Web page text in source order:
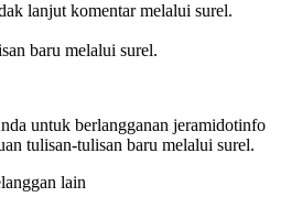
lanjut komentar melalui surel.
baru melalui surel.
untuk berlangganan jeramidotinfo
tulisan-tulisan baru melalui surel.
lain